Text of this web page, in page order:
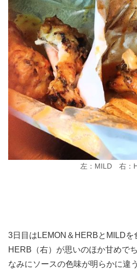
左：MILD 右：
3日目はLEMON＆HERBとMILDを
HERB（右）が思いのほか甘めで
なみにソースの色味が明らかに違